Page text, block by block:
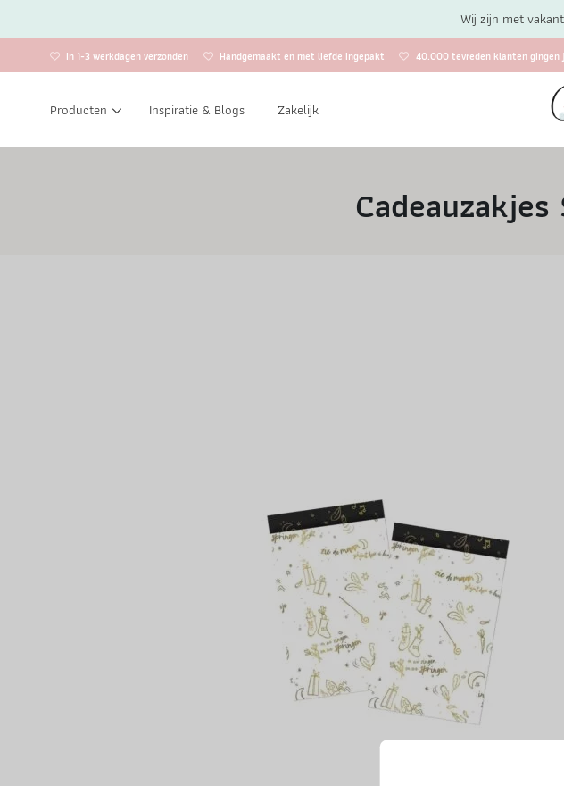
In 1-3 werkdagen verzonden Handgemaakt en met liefde ingepakt 40.000 tevreden klanten gingen
Producten Inspiratie & Blogs Zakelijk
Wij zijn met